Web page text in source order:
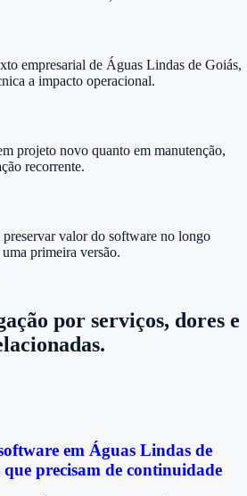
empresarial de Águas Lindas de Goiás,
a impacto operacional.
projeto novo quanto em manutenção,
recorrente.
valor do software no longo
primeira versão.
por serviços, dores e
em Águas Lindas de
que precisam de continuidade